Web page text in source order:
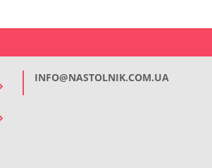
INFO@NASTOLNIK.COM.UA